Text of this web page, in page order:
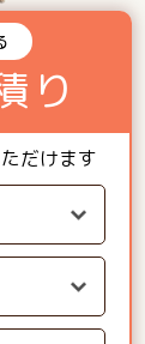
り
だけます